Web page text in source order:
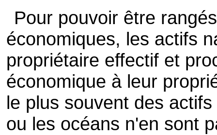
Pour pouvoir être
économiques, les actifs
propriétaire effectif et
économique à leur
le plus souvent des
ou les océans n'en sont